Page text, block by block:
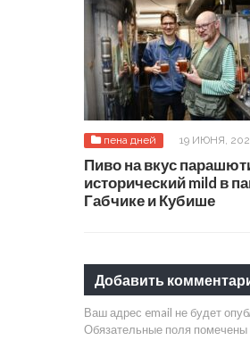
пена дней 19 ИЮНЯ,
Пиво на вкус
исторический mild в
Габчике и Кубише
Добавить
Ваш адрес email не будет
Обязательные поля помечены